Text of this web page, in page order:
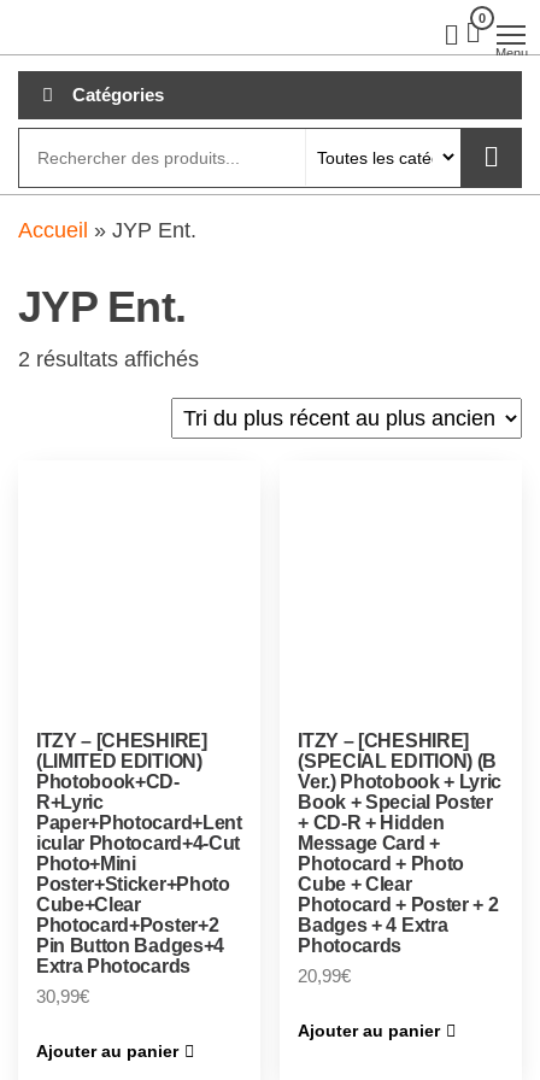
au
contenu
0
Menu
Catégories
Accueil » JYP Ent.
JYP Ent.
2 résultats affichés
ITZY – [CHESHIRE]
(LIMITED EDITION)
Photobook+CD-
R+Lyric
Paper+Photocard+Lent
icular Photocard+4-Cut
Photo+Mini
Poster+Sticker+Photo
Cube+Clear
Photocard+Poster+2
Pin Button Badges+4
Extra Photocards
30,99€
Ajouter au panier
ITZY – [CHESHIRE]
(SPECIAL EDITION) (B
Ver.) Photobook + Lyric
Book + Special Poster
+ CD-R + Hidden
Message Card +
Photocard + Photo
Cube + Clear
Photocard + Poster + 2
Badges + 4 Extra
Photocards
20,99€
Ajouter au panier